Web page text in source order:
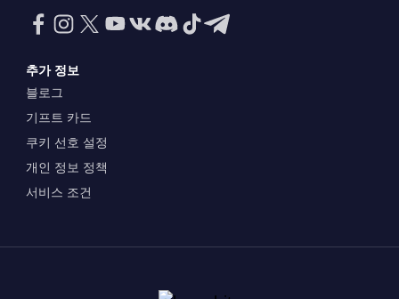
추가 정보
블로그
기프트 카드
쿠키 선호 설정
개인 정보 정책
서비스 조건